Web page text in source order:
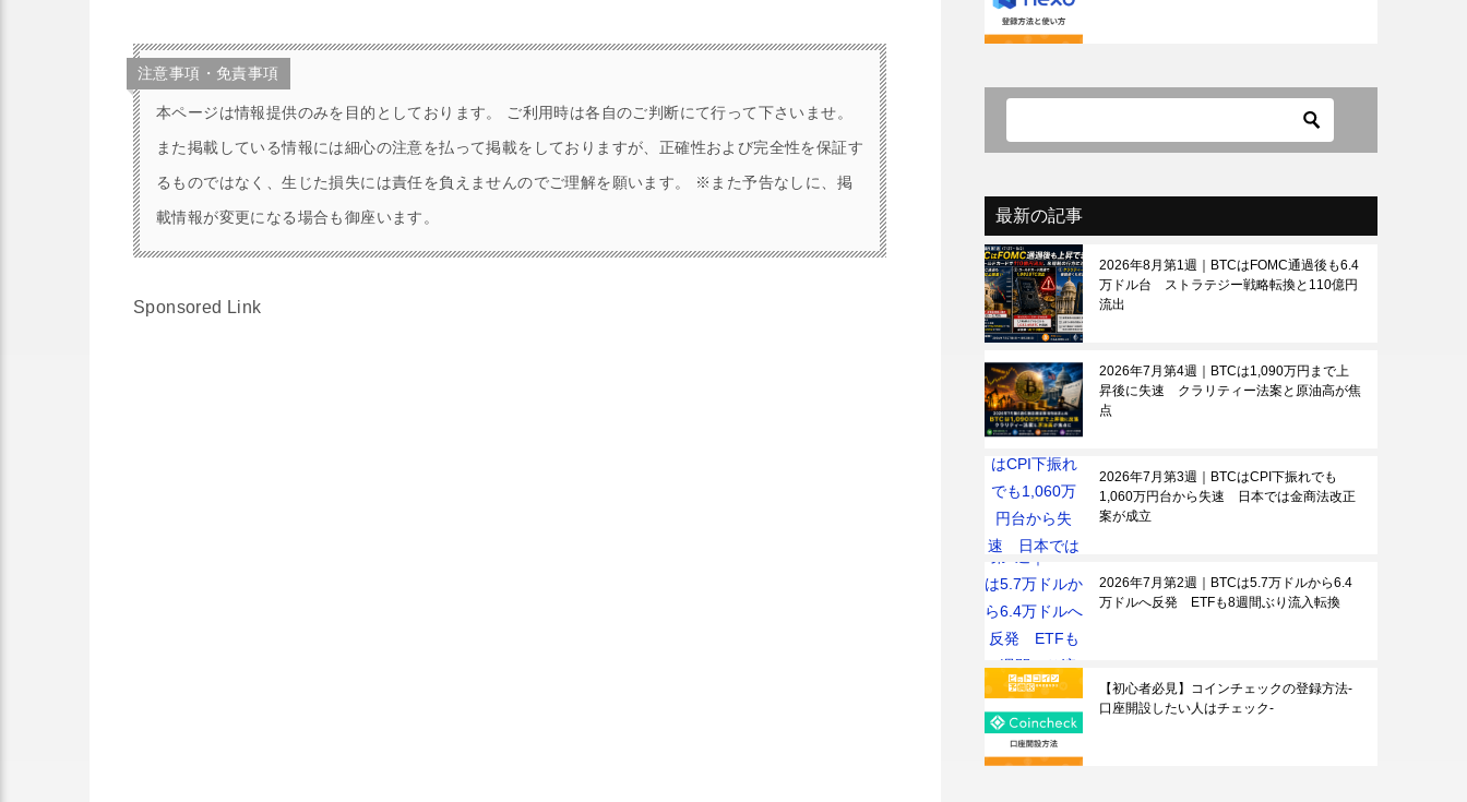
注意事項・免責事項
本ページは情報提供のみを目的としております。 ご利用時は各自のご判断にて行って下さいませ。
また掲載している情報には細心の注意を払って掲載をしておりますが、正確性および完全性を保証す
るものではなく、生じた損失には責任を負えませんのでご理解を願います。 ※また予告なしに、掲
載情報が変更になる場合も御座います。
Sponsored Link
最新の記事
2026年8月第1週｜BTCはFOMC通過後も6.4
万ドル台 ストラテジー戦略転換と110億円
流出
2026年7月第4週｜BTCは1,090万円まで上
昇後に失速 クラリティー法案と原油高が焦
点
2026年7月第3週｜BTCはCPI下振れでも
1,060万円台から失速 日本では金商法改正
案が成立
2026年7月第2週｜BTCは5.7万ドルから6.4
万ドルへ反発 ETFも8週間ぶり流入転換
【初心者必見】コインチェックの登録方法-
口座開設したい人はチェック-